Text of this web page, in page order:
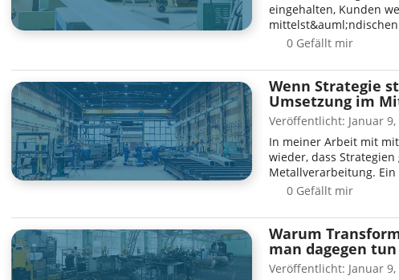
eingehalten, Kunden
0 Gefällt mir
Wenn Strategie
Umsetzung im
Veröffentlicht: Januar
In meiner Arbeit mit
wieder, dass
Metallverarbeitung.
0 Gefällt mir
Warum
man dagegen
Veröffentlicht: Januar